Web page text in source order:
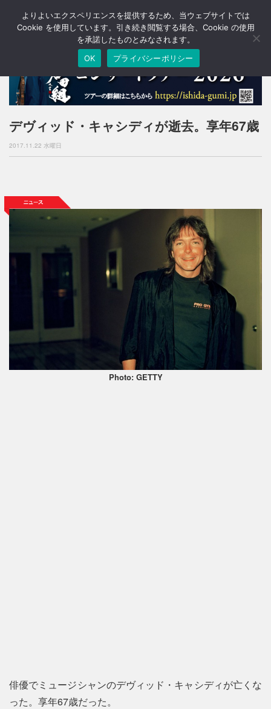
T
o
a
v
i
g
t
デヴィッド・キャシディが逝去。享年67歳
2017.11.22 水曜日
Photo: GETTY
俳優でミュージシャンのデヴィッド・キャシディが亡くな
った。享年67歳だった。
よりよいエクスペリエンスを提供するため、当ウェブサイトでは
Cookie を使用しています。引き続き閲覧する場合、Cookie の使用
を承諾したものとみなされます。
OK
プライバシーポリシー